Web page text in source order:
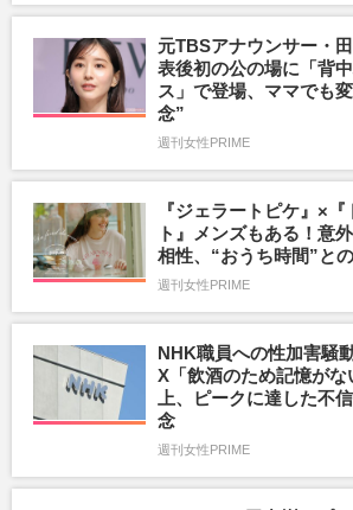
元TBSアナウンサー・
表後初の公の場に「背
ス」で登場、ママでも
念”
週刊女性PRIME
『ジェラートピケ』×
ト』メンズもある！意
相性、“おうち時間”と
週刊女性PRIME
NHK職員への性加害騒
X「飲酒のため記憶が
上、ピークに達した不
念
週刊女性PRIME